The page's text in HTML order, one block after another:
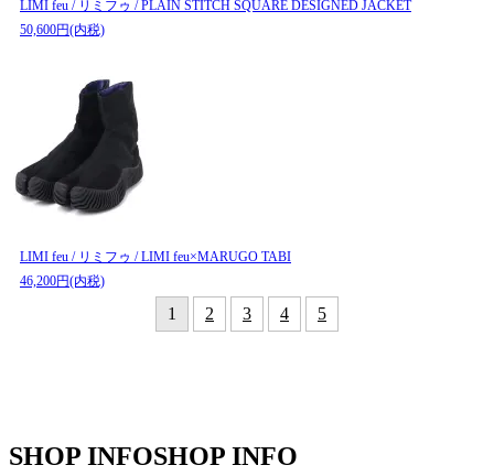
LIMI feu / リミフゥ / PLAIN STITCH SQUARE DESIGNED JACKET
50,600円(内税)
LIMI feu / リミフゥ / LIMI feu×MARUGO TABI
46,200円(内税)
1 2 3 4 5
SHOP INFOSHOP INFO